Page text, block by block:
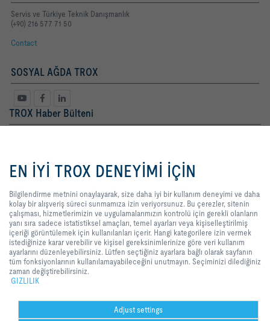
Servis ve Türkiye Teknik Danışmanlık
(+90) 216 577 71 50
Contact
SOSYAL AĞDA TROX
TROX Haber Bülteni
Yasal Terimler kayıt
GİRİŞ İLETİŞİM
size daha iyi bir kullanım deneyimi
ve daha kolay bir alışveriş süreci
sunmamıza izin veriyorsunuz. Bu
çerezler, sitenin çalışması,
hizmetlerimizin ve
uygulamalarımızın kontrolü için
gerekli olanların yanı sıra sadece
istatistiksel amaçları, temel ayarları
veya kişiselleştirilmiş içeriği
görüntülemek için kullanılanları
içerir. Hangi kategorilere izin
düzenleyebilirsiniz. Lütfen
seçtiğiniz ayarlara bağlı olarak
sayfanın tüm fonksiyonlarının
EN İYİ TROX DENEYİMİ İÇİN
Bilgilendirme metnini onaylayarak, size daha iyi bir kullanım deneyimi ve daha
kolay bir alışveriş süreci sunmamıza izin veriyorsunuz. Bu çerezler, sitenin
çalışması, hizmetlerimizin ve uygulamalarımızın kontrolü için gerekli olanların
yanı sıra sadece istatistiksel amaçları, temel ayarları veya kişiselleştirilmiş
içeriği görüntülemek için kullanılanları içerir. Hangi kategorilere izin vermek
istediğinize karar verebilir ve kişisel gereksinimlerinize göre veri kullanım
ayarlarını düzenleyebilirsiniz. Lütfen seçtiğiniz ayarlara bağlı olarak sayfanın
tüm fonksiyonlarının kullanılamayabileceğini unutmayın. Seçiminizi dilediğiniz
zaman değiştirebilirsiniz.
GIZLILIK
Adjust settings